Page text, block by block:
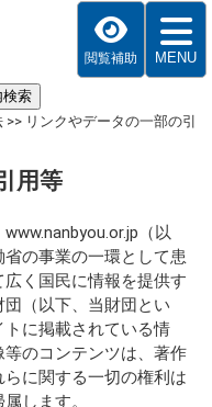
閲覧補助 MENU
>> リンクやデータの一部の引
用等
（以
の事業の一環として患
く国民に情報を提供す
（以下、当財団とい
に掲載されている情
のコンテンツは、著作
に関する一切の権利は
します。